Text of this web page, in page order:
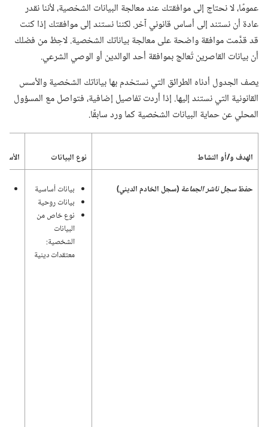
عمومًا،‏ لا نحتاج إلى موافقتك عند معالجة البيانات الشخصية،‏ لأننا نقدر
عادة أن نستند إلى أساس قانوني آخر.‏ لكننا نستند إلى موافقتك إذا كنت
قد قدَّمت موافقة واضحة على معالجة بياناتك الشخصية.‏ لاحِظ من فضلك
أن بيانات القاصرين تُعالج بموافقة أحد الوالدين أو الوصي الشرعي.‏
يصف الجدول أدناه الطرائق التي نستخدم بها بياناتك الشخصية والأسس
القانونية التي نستند إليها.‏ إذا أردت تفاصيل إضافية،‏ فتواصل مع المسؤول
المحلي عن حماية البيانات الشخصية كما ورد سابقًا.‏
الهدف و/‏أو النشاط نوع البيانات
حفظسجل ناشر الجماعة (‏سجل الخادم الديني)‏
بيانات أساسية
بيانات روحية
نوع خاص من
البيانات
الشخصية:‏
معتقدات دينية